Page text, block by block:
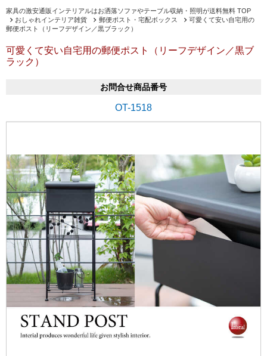
家具の激安通販インテリアルはお洒落ソファやテーブル収納・照明が送料無料 TOP
おしゃれインテリア雑貨
郵便ポスト・宅配ボックス
可愛くて安い自宅用の
郵便ポスト（リーフデザイン／黒ブラック）
可愛くて安い自宅用の郵便ポスト（リーフデザイン／黒ブ
ラック）
お問合せ商品番号
OT-1518